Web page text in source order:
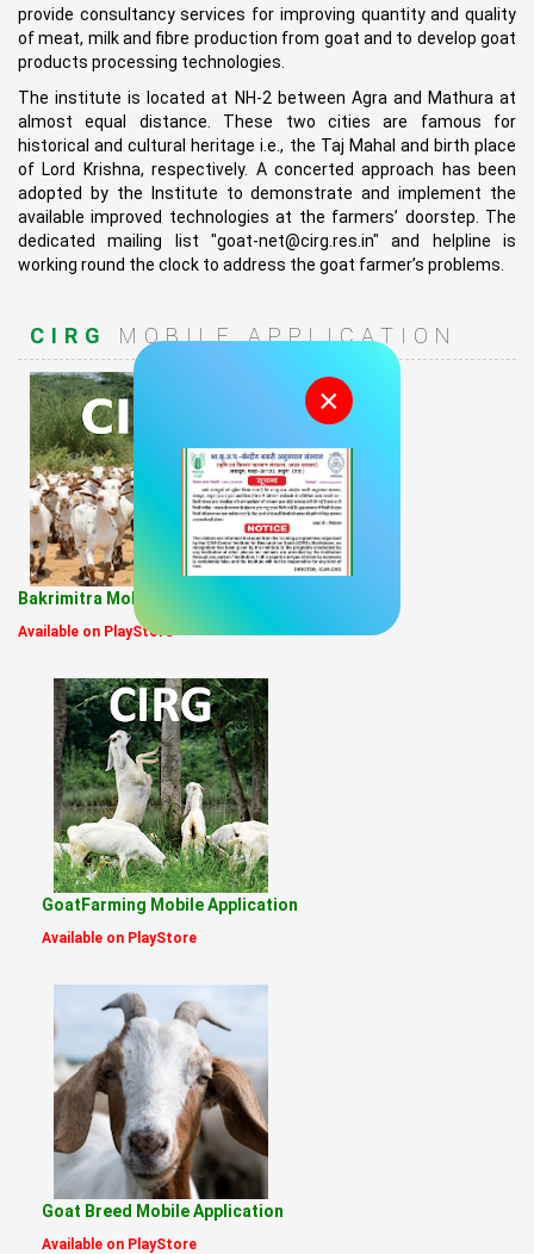
provide consultancy services for improving quantity and quality
of meat, milk and fibre production from goat and to develop goat
products processing technologies.
The institute is located at NH-2 between Agra and Mathura at
almost equal distance. These two cities are famous for
historical and cultural heritage i.e., the Taj Mahal and birth place
of Lord Krishna, respectively. A concerted approach has been
adopted by the Institute to demonstrate and implement the
available improved technologies at the farmers’ doorstep. The
dedicated mailing list "goat-net@cirg.res.in" and helpline is
working round the clock to address the goat farmer’s problems.
CIRG MOBILE APPLICATION
Bakrimitra Mobile Application
Available on PlayStore
GoatFarming Mobile Application
Available on PlayStore
Goat Breed Mobile Application
Available on PlayStore
×